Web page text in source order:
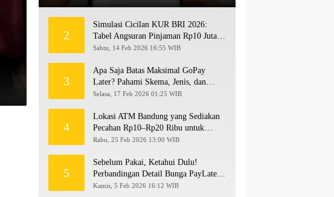
2
Simulasi Cicilan KUR BRI 2026:
Tabel Angsuran Pinjaman Rp10 Juta
hingga Rp500 Juta
Sabtu, 14 Feb 2026 16:55 WIB
3
Apa Saja Batas Maksimal GoPay
Later? Pahami Skema, Jenis, dan
Langkah Upgrade Limit
Selasa, 17 Feb 2026 01:25 WIB
4
Lokasi ATM Bandung yang Sediakan
Pecahan Rp10–Rp20 Ribu untuk
Persiapan THR 2026!
Rabu, 25 Feb 2026 13:00 WIB
5
Sebelum Pakai, Ketahui Dulu!
Perbandingan Detail Bunga PayLater
Kredivo, SPayLater, dan SPinjam
Kamis, 5 Feb 2026 16:12 WIB